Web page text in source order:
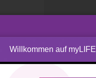
à
Willkommen auf myLIFE